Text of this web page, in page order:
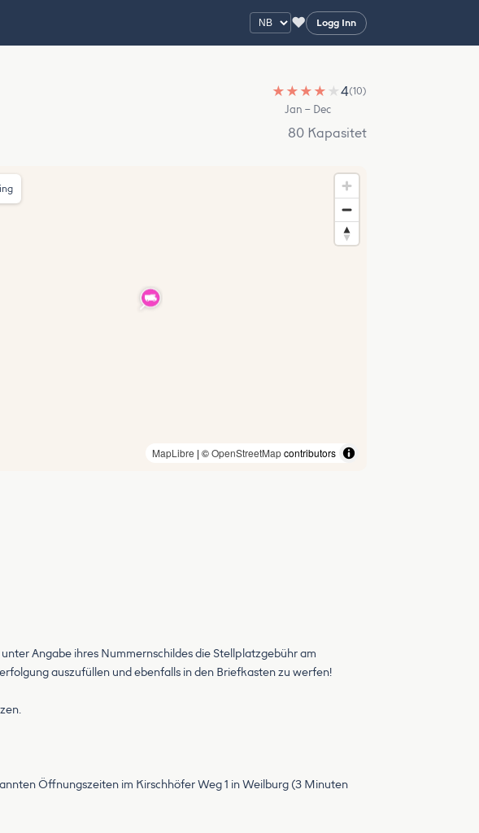
♥ Logg Inn
★ ★ ★ ★ ★4(10)
Jan – Dec
80 Kapasitet
MapLibre | ©OpenStreetMapcontributors
Angabe ihres Nummernschildes die Stellplatzgebühr am
auszufüllen und ebenfalls in den Briefkasten zu werfen!
Öffnungszeiten im Kirschhöfer Weg 1 in Weilburg (3 Minuten